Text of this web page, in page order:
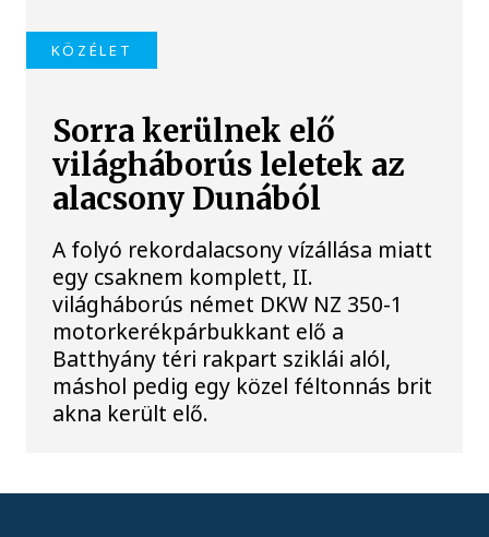
KÖZÉLET
Sorra kerülnek elő
világháborús leletek az
alacsony Dunából
A folyó rekordalacsony vízállása miatt
egy csaknem komplett, II.
világháborús német DKW NZ 350-1
motorkerékpárbukkant elő a
Batthyány téri rakpart sziklái alól,
máshol pedig egy közel féltonnás brit
akna került elő.